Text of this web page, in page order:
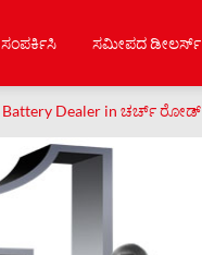
ಸಂಪರ್ಕಿಸಿ ಸಮೀಪದ ಡೀಲರ್ಸ್
Battery Dealer in ಚರ್ಚ್ ರೋಡ್